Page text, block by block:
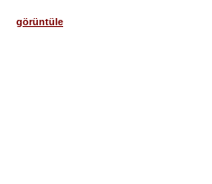
görüntüle